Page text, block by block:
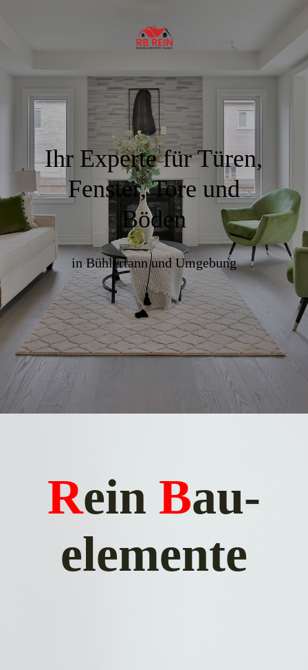
Ihr Experte für Türen,
Fenster, Tore und
Böden
in Bühlertann und Umgebung
Rein Bau­
elemente